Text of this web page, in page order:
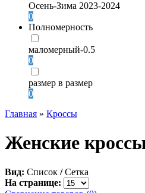
Осень-Зима 2023-2024
0
Полномерность
маломерный-0.5
0
размер в размер
0
Главная » Кроссы
Женские
Вид: Список / Сетка
На странице: